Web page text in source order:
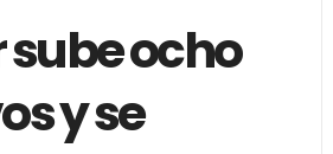
sube ocho
y se